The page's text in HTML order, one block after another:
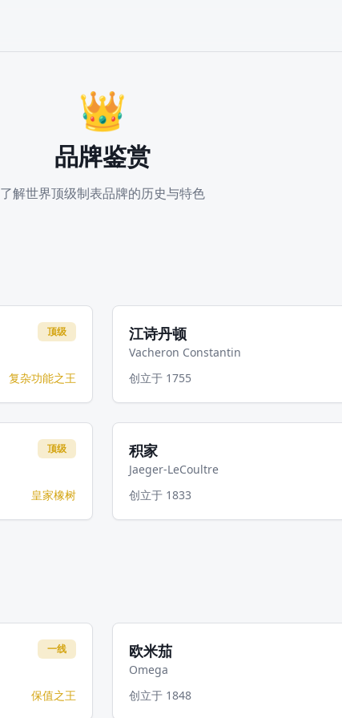
👑
品牌鉴赏
了解世界顶级制表品牌的历史与特色
顶级
复杂功能之王
江诗丹顿
Vacheron Constantin
创立于 1755
顶级
皇家橡树
积家
Jaeger-LeCoultre
创立于 1833
一线
保值之王
欧米茄
Omega
创立于 1848